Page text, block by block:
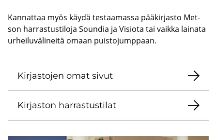
Kan­nat­taa myös käydä tes­taa­mas­sa pää­kir­jas­to Met­
son har­ras­tus­ti­lo­ja Soun­dia ja Vi­sio­ta tai vaik­ka lai­na­ta
ur­hei­lu­vä­li­nei­tä omaan puis­to­jump­paan.
Kir­jas­to­jen omat sivut
Kir­jas­ton har­ras­tus­ti­lat